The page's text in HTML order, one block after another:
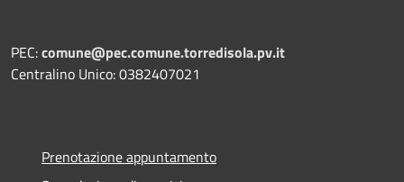
PEC:comune@pec.comune.torredisola.pv.it
Centralino Unico: 0382407021
Prenotazione appuntamento